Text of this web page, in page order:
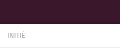
INITIÉ